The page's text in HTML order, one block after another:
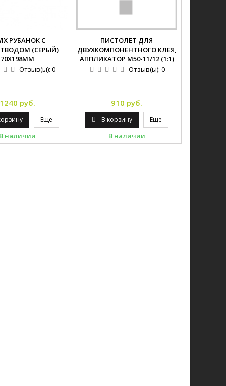
РУБАНОК С
(СЕРЫЙ)
70Х198ММ
Отзыв(ы): 0
руб.
Еще
наличии
ПИСТОЛЕТ ДЛЯ
ДВУХКОМПОНЕНТНОГО КЛЕЯ,
АППЛИКАТОР M50-11/12 (1:1)
Отзыв(ы): 0
910 руб.
В корзину Еще
В наличии